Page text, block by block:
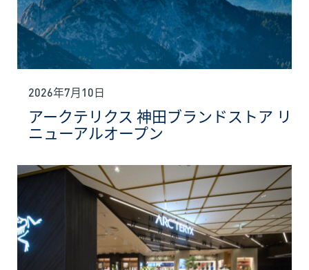
2026年7月10日
アークテリクス 神田ブランドストア リ
ニューアルオープン